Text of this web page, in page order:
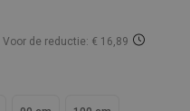
Voor de reductie: € 16,89